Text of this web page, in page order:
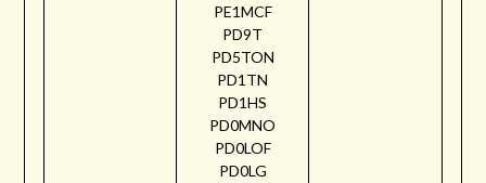
PE1MCF
PD9T
PD5TON
PD1TN
PD1HS
PD0MNO
PD0LOF
PD0LG